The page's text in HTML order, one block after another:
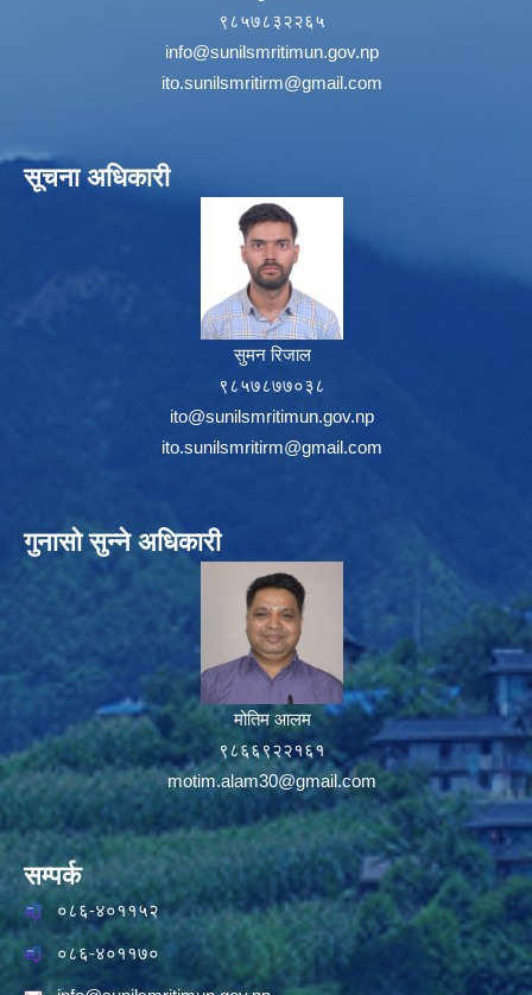
९८५७८३२२६५
info@sunilsmritimun.gov.np
ito.sunilsmritirm@gmail.com
सूचना अधिकारी
सुमन रिजाल
९८५७८७७०३८
ito@sunilsmritimun.gov.np
ito.sunilsmritirm@gmail.com
गुनासो सुन्ने अधिकारी
मोतिम आलम
९८६६९२२१६१
motim.alam30@gmail.com
सम्पर्क
०८६-४०११५२
०८६-४०११७०